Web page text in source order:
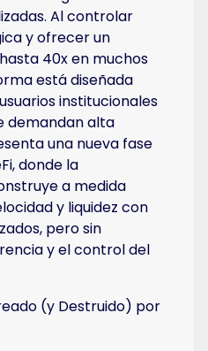
Al controlar
y ofrecer un
40x en muchos
está diseñada
institucionales
demandan alta
una nueva fase
donde la
a medida
y liquidez con
pero sin
y el control del
(y Destruido) por